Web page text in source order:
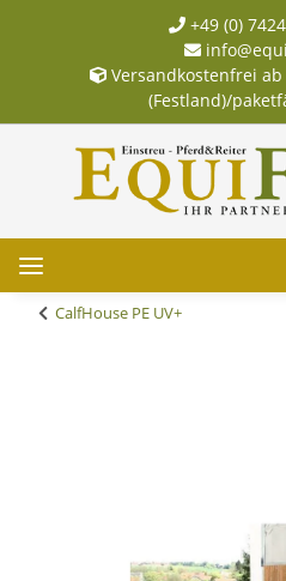
+49 (0)
Versandkostenfrei
(Festland)/
CalfHouse PE UV+